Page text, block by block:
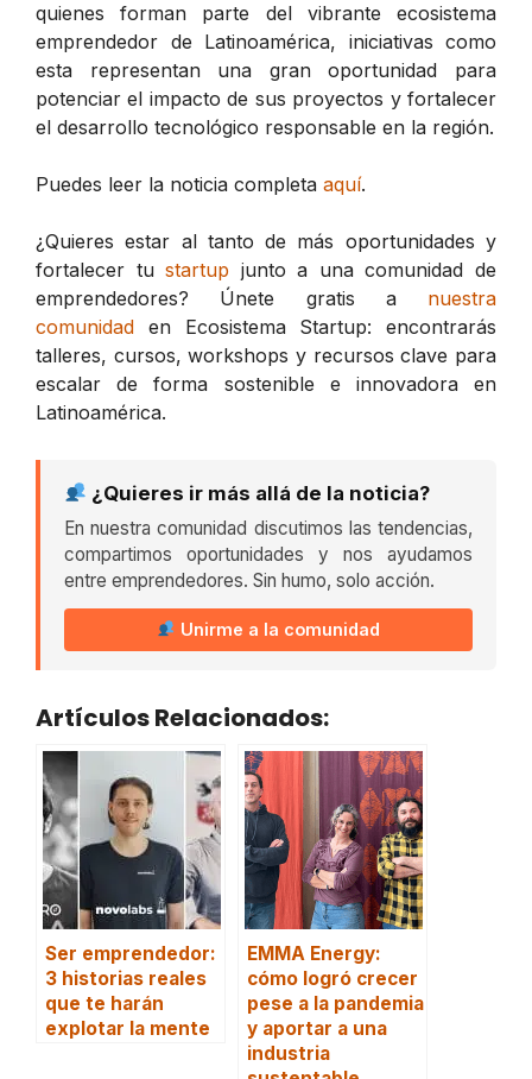
quienes forman parte del vibrante ecosistema
emprendedor de Latinoamérica, iniciativas como
esta representan una gran oportunidad para
potenciar el impacto de sus proyectos y fortalecer
el desarrollo tecnológico responsable en la región.
Puedes leer la noticia completa aquí.
¿Quieres estar al tanto de más oportunidades y
fortalecer tustartup junto a una comunidad de
emprendedores? Únete gratis a nuestra
comunidad en Ecosistema Startup: encontrarás
talleres, cursos, workshops y recursos clave para
escalar de forma sostenible e innovadora en
Latinoamérica.
¿Quieres ir más allá de la noticia?
En nuestra comunidad discutimos las tendencias,
compartimos oportunidades y nos ayudamos
entre emprendedores. Sin humo, solo acción.
Unirme a la comunidad
Artículos Relacionados:
Ser emprendedor:
3 historias reales
que te harán
explotar la mente
EMMA Energy:
cómo logró crecer
pese a la pandemia
y aportar a una
industria